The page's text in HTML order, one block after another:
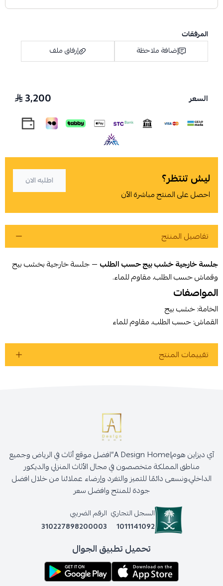
المرفقات
إضافة ملاحظة
إرفاق ملف
السعر 3,200
ليش تنتظر؟
احصل على المنتج مباشرة الآن
اطلبه الان
أوافق على سياسة الشراء
اطلب المنتج
تفاصيل المنتج
جلسة خارجية خشب بيج حسب الطلب — جلسة خارجية بخشب بيج
وقماش حسب الطلب، مقاوم للماء.
المواصفات
الخامة: خشب بيج
القماش: حسب الطلب، مقاوم للماء
تقييمات المنتج
آي ديزاين هوم|A Design Home”افضل موقع أثاث في الرياض وجميع
مناطق المملكة متخصصون في مجال الأثاث المنزلي والديكور
الداخلي،ونسعى دائمًا للتميز والتفرد وإرضاء عملائنا من خلال افضل
جودة للمنتج وافضل سعر
السجل التجاري
1011141092
الرقم الضريبي
310227898200003
تحميل تطبيق الجوال